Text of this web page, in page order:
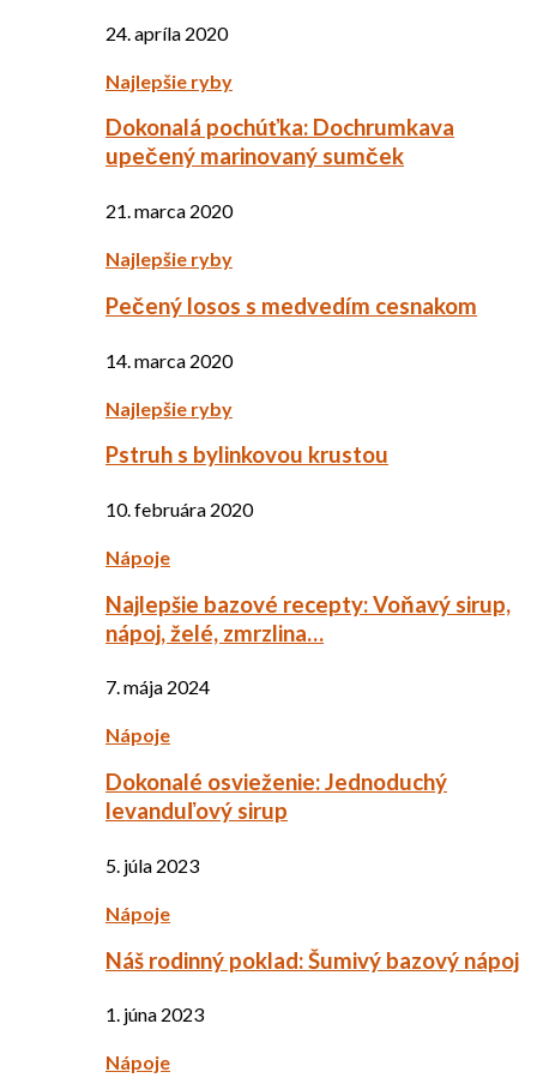
24. apríla 2020
Najlepšie ryby
Dokonalá pochúťka: Dochrumkava
upečený marinovaný sumček
21. marca 2020
Najlepšie ryby
Pečený losos s medvedím cesnakom
14. marca 2020
Najlepšie ryby
Pstruh s bylinkovou krustou
10. februára 2020
Nápoje
Najlepšie bazové recepty: Voňavý sirup,
nápoj, želé, zmrzlina…
7. mája 2024
Nápoje
Dokonalé osvieženie: Jednoduchý
levanduľový sirup
5. júla 2023
Nápoje
Náš rodinný poklad: Šumivý bazový nápoj
1. júna 2023
Nápoje